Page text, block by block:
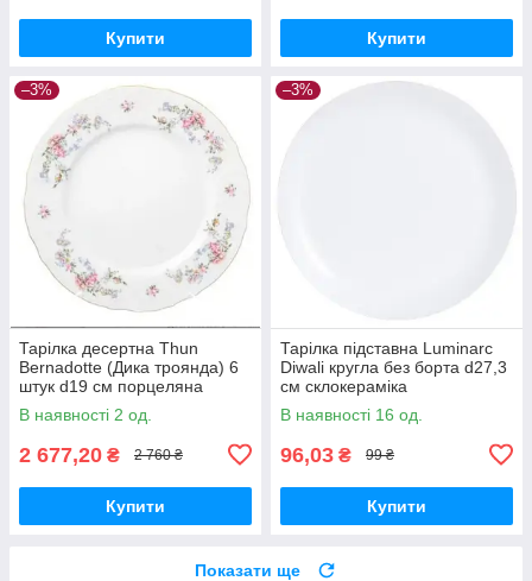
Купити Купити
–3%
Тарілка десертна Thun
Bernadotte (Дика троянда) 6
штук d19 см порцеляна
(6468011)
В наявності 2 од.
2 677,20 ₴ 2 760 ₴
Купити
–3%
Тарілка підставна Luminarc
Diwali кругла без борта d27,3
см склокераміка
(7360D/3604N)
В наявності 16 од.
96,03 ₴ 99 ₴
Купити
Показати ще